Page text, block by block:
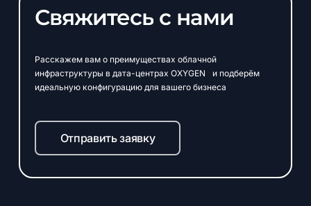
Свяжитесь с нами
Расскажем вам о преимуществах облачной
инфраструктуры в дата-центрах OXYGEN и подберём
идеальную конфигурацию для вашего бизнеса
Отправить заявку